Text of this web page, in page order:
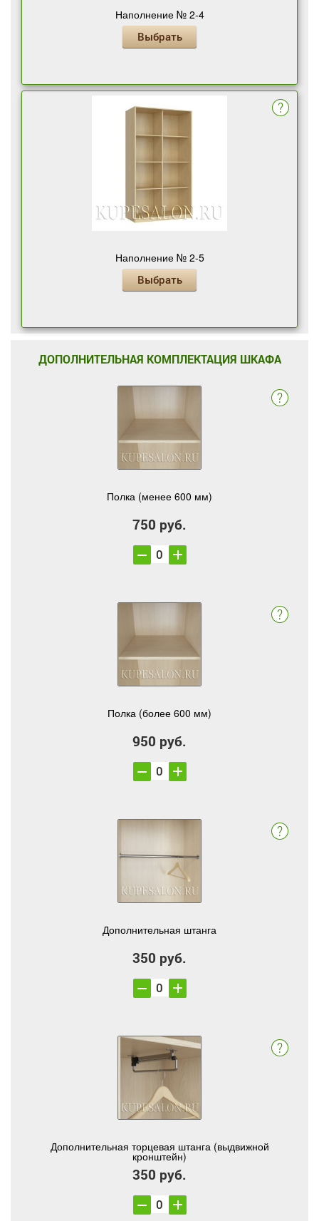
Наполнение № 2-4
Выбрать
Наполнение № 2-5
Выбрать
ДОПОЛНИТЕЛЬНАЯ КОМПЛЕКТАЦИЯ ШКАФА
Полка (менее 600 мм)
750 руб.
Полка (более 600 мм)
950 руб.
Дополнительная штанга
350 руб.
Дополнительная торцевая штанга (выдвижной
кронштейн)
350 руб.